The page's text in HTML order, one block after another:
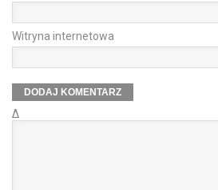
Witryna internetowa
Δ